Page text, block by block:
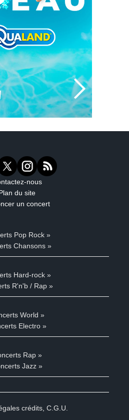
nous
du site
un concert
Pop Rock »
Chansons »
Hard-rock »
R'n'b / Rap »
World »
Electro »
Rap »
Jazz »
crédits C.G.U.